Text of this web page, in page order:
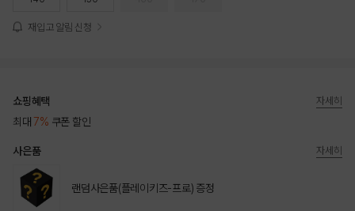
재입고 알림 신청
쇼핑혜택
최대 7% 쿠폰 할인
자세히
사은품
랜덤사은품(플레이키즈-프로) 증정
자세히